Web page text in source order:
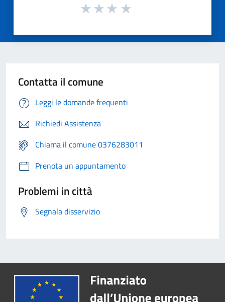
Contatta il comune
Leggi le domande frequenti
Richiedi Assistenza
Chiama il comune 0376283011
Prenota un appuntamento
Problemi in città
Segnala disservizio